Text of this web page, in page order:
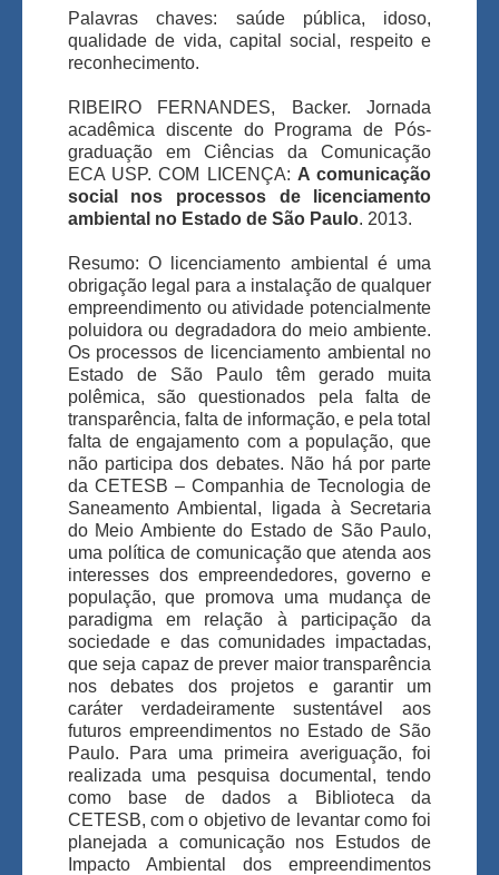
Palavras chaves: saúde pública, idoso,
qualidade de vida, capital social, respeito e
reconhecimento.
RIBEIRO FERNANDES, Backer. Jornada
acadêmica discente do Programa de Pós-
graduação em Ciências da Comunicação
ECA USP. COM LICENÇA: A comunicação
social nos processos de licenciamento
ambiental no Estado de São Paulo. 2013.
Resumo: O licenciamento ambiental é uma
obrigação legal para a instalação de qualquer
empreendimento ou atividade potencialmente
poluidora ou degradadora do meio ambiente.
Os processos de licenciamento ambiental no
Estado de São Paulo têm gerado muita
polêmica, são questionados pela falta de
transparência, falta de informação, e pela total
falta de engajamento com a população, que
não participa dos debates. Não há por parte
da CETESB – Companhia de Tecnologia de
Saneamento Ambiental, ligada à Secretaria
do Meio Ambiente do Estado de São Paulo,
uma política de comunicação que atenda aos
interesses dos empreendedores, governo e
população, que promova uma mudança de
paradigma em relação à participação da
sociedade e das comunidades impactadas,
que seja capaz de prever maior transparência
nos debates dos projetos e garantir um
caráter verdadeiramente sustentável aos
futuros empreendimentos no Estado de São
Paulo. Para uma primeira averiguação, foi
realizada uma pesquisa documental, tendo
como base de dados a Biblioteca da
CETESB, com o objetivo de levantar como foi
planejada a comunicação nos Estudos de
Impacto Ambiental dos empreendimentos